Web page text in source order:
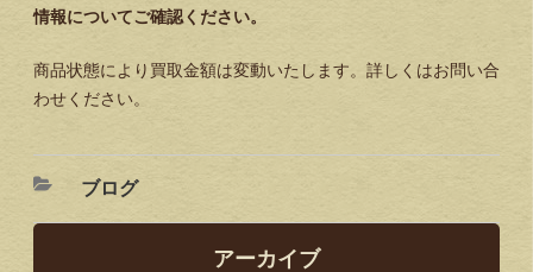
情報についてご確認ください。
商品状態により買取金額は変動いたします。詳しくはお問い合
わせください。
ブログ
アーカイブ